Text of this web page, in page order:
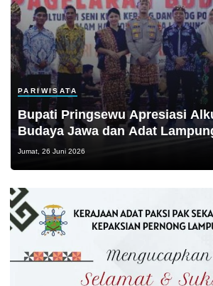
PARIWISATA
Bupati Pringsewu Apresiasi
Budaya Jawa dan Adat
Jumat, 26 Juni 2026